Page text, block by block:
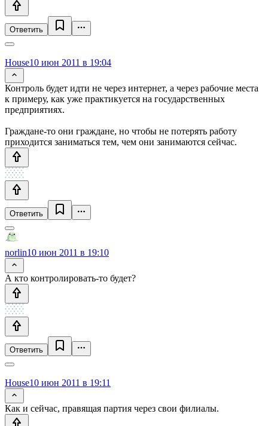
Ответить
House10 июн 2011 в 19:04
Контроль будет идти не через интернет, а через рабочие места
к примеру, как уже практикуется на государственных
предприятиях.
Граждане-то они граждане, но чтобы не потерять работу
приходится заниматься тем, чем они занимаются сейчас.
Ответить
norlin10 июн 2011 в 19:10
А кто контролировать-то будет?
Ответить
House10 июн 2011 в 19:11
Как и сейчас, правящая партия через свои филиалы.